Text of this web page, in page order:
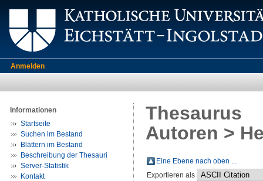
Anmelden
Informationen
Startseite
Suchen im Bestand
Blättern im Bestand
Beschreibung der Thesauri
Server-Statistik
Kontakt
Thesaurus
Autoren >
Eine Ebene nach oben ...
Exportieren als